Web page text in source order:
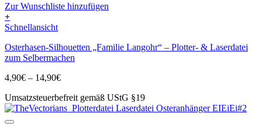
Zur Wunschliste hinzufügen
+
Dieses
weist
mehrere
auf.
Optionen
können
auf
Schnellansicht
Osterhasen-Silhouetten „Familie Langohr“ – Plotter- & Laserdatei
zum Selbermachen
4,90€ – 14,90€Preisspanne:
bis
14,90€
Umsatzsteuerbefreit gemäß UStG §19